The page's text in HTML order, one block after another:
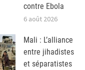
contre Ebola
6 août 2026
Mali : L’alliance
entre jihadistes
et séparatistes